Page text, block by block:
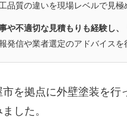
品質の違いを現場レベルで見極
や不適切な見積もりも経験し
発信や業者選定のアドバイスを
を拠点に外壁塗装を行
した。